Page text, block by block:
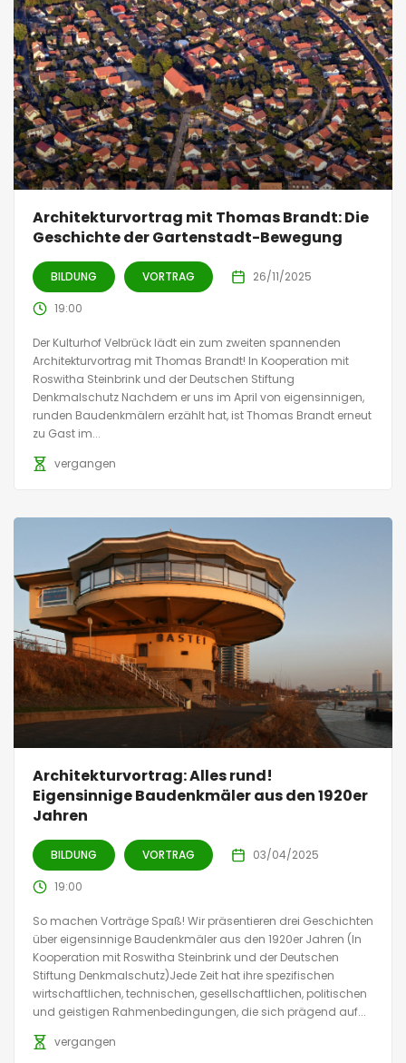
Architekturvortrag mit Thomas Brandt: Die
Geschichte der Gartenstadt-Bewegung
BILDUNG VORTRAG 26/11/2025
19:00
Der Kulturhof Velbrück lädt ein zum zweiten spannenden
Architekturvortrag mit Thomas Brandt! In Kooperation mit
Roswitha Steinbrink und der Deutschen Stiftung
Denkmalschutz Nachdem er uns im April von eigensinnigen,
runden Baudenkmälern erzählt hat, ist Thomas Brandt erneut
zu Gast im...
vergangen
Architekturvortrag: Alles rund!
Eigensinnige Baudenkmäler aus den 1920er
Jahren
BILDUNG VORTRAG 03/04/2025
19:00
So machen Vorträge Spaß! Wir präsentieren drei Geschichten
über eigensinnige Baudenkmäler aus den 1920er Jahren (In
Kooperation mit Roswitha Steinbrink und der Deutschen
Stiftung Denkmalschutz)Jede Zeit hat ihre spezifischen
wirtschaftlichen, technischen, gesellschaftlichen, politischen
und geistigen Rahmenbedingungen, die sich prägend auf...
vergangen